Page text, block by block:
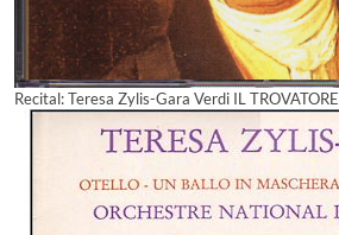
Recital: Teresa Zylis-Gara Verdi IL TROVATORE